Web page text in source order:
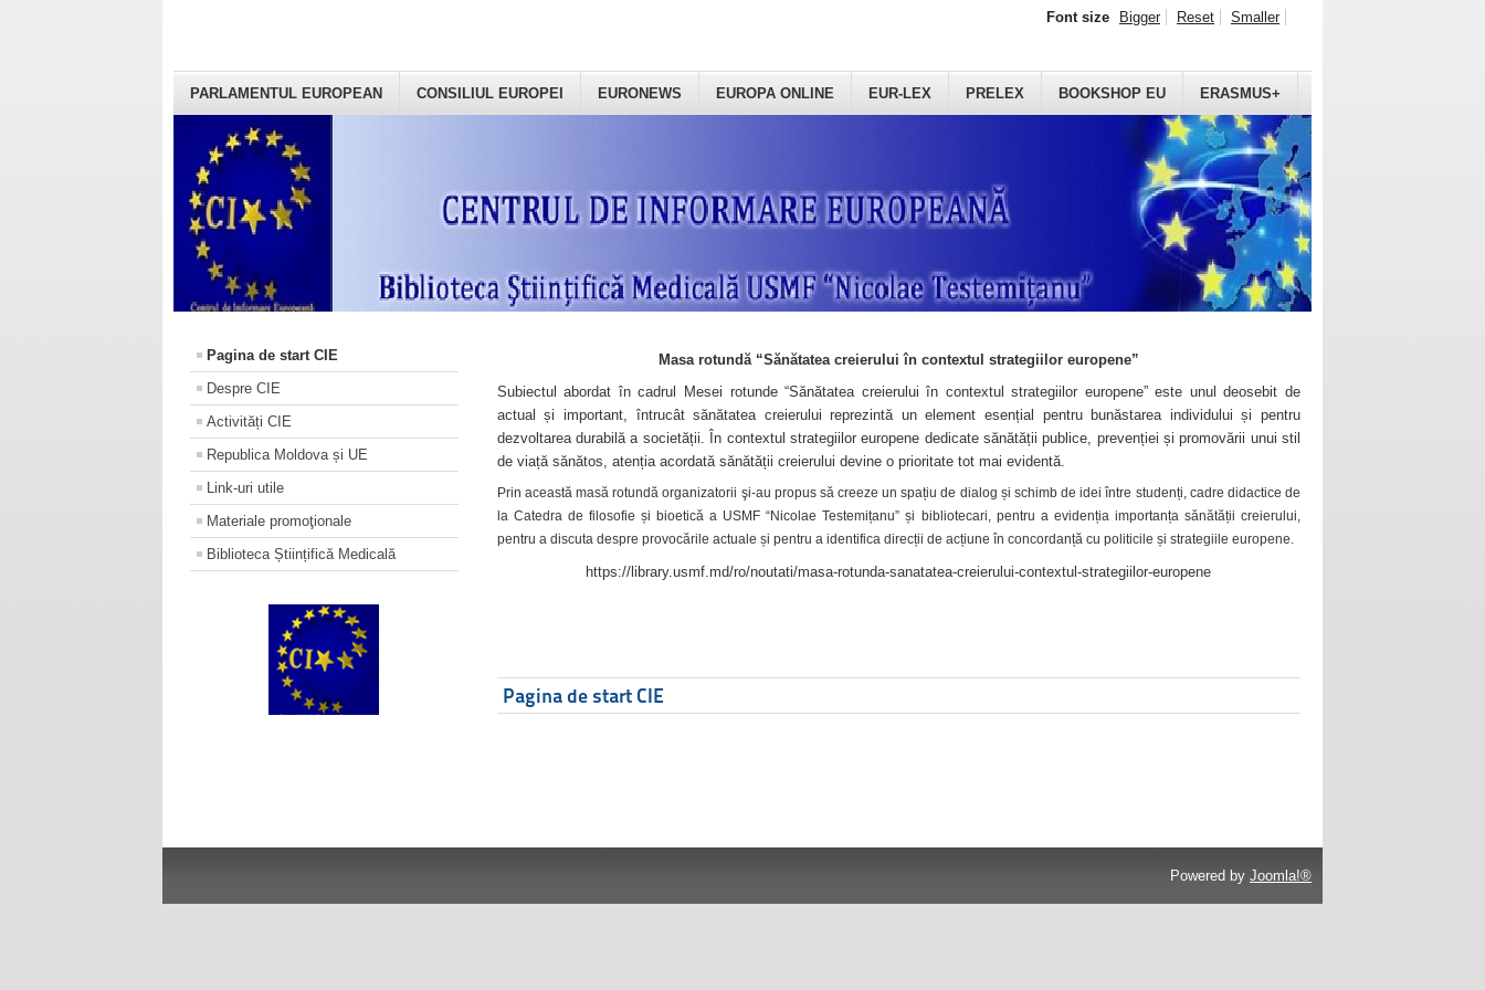
PARLAMENTUL EUROPEAN CONSILIUL EUROPEI EURONEWS EUROPA ONLINE EUR-LEX PRELEX BOOKSHOP EU ERASMUS+
Font size Bigger Reset Smaller
Pagina de start CIE
Despre CIE
Activități CIE
Republica Moldova și UE
Link-uri utile
Materiale promoţionale
Biblioteca Științifică Medicală
Masa rotundă “Sănătatea creierului în contextul strategiilor europene”
Subiectul abordat în cadrul Mesei rotunde “Sănătatea creierului în contextul strategiilor europene” este unul deosebit de
actual și important, întrucât sănătatea creierului reprezintă un element esențial pentru bunăstarea individului și pentru
dezvoltarea durabilă a societății. În contextul strategiilor europene dedicate sănătății publice, prevenției și promovării unui stil
de viață sănătos, atenția acordată sănătății creierului devine o prioritate tot mai evidentă.
Prin această masă rotundă organizatorii şi-au propus să creeze un spațiu de dialog și schimb de idei între studenți, cadre didactice de
la Catedra de filosofie și bioetică a USMF “Nicolae Testemițanu” și bibliotecari, pentru a evidenția importanța sănătății creierului,
pentru a discuta despre provocările actuale și pentru a identifica direcții de acțiune în concordanță cu politicile și strategiile europene.
https://library.usmf.md/ro/noutati/masa-rotunda-sanatatea-creierului-contextul-strategiilor-europene
Pagina de start CIE
Powered by Joomla!®